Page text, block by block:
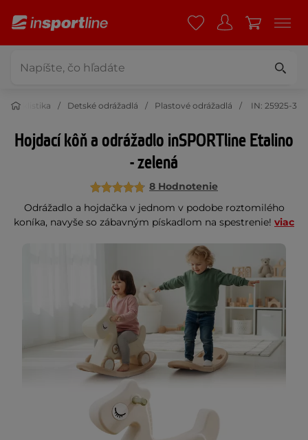
Cyklistika Detské odrážadlá Plastové odrážadlá IN: 25925-3
Hojdací kôň a odrážadlo inSPORTline Etalino
- zelená
8 Hodnotenie
Odrážadlo a hojdačka v jednom v podobe roztomilého
koníka, navyše so zábavným pískadlom na spestrenie! viac